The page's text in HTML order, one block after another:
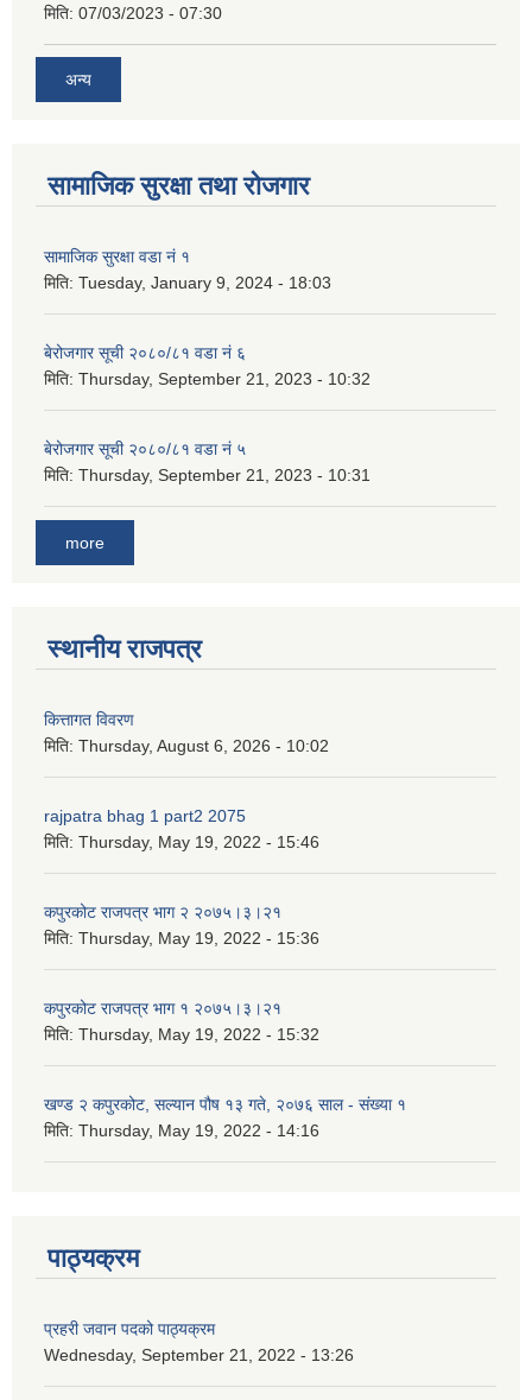
मिति: 07/03/2023 - 07:30
अन्य
सामाजिक सुरक्षा तथा रोजगार
सामाजिक सुरक्षा वडा नं १
मिति: Tuesday, January 9, 2024 - 18:03
बेरोजगार सूची २०८०/८१ वडा नं ६
मिति: Thursday, September 21, 2023 - 10:32
बेरोजगार सूची २०८०/८१ वडा नं ५
मिति: Thursday, September 21, 2023 - 10:31
more
स्थानीय राजपत्र
कित्तागत विवरण
मिति: Thursday, August 6, 2026 - 10:02
rajpatra bhag 1 part2 2075
मिति: Thursday, May 19, 2022 - 15:46
कपुरकोट राजपत्र भाग २ २०७५।३।२१
मिति: Thursday, May 19, 2022 - 15:36
कपुरकोट राजपत्र भाग १ २०७५।३।२१
मिति: Thursday, May 19, 2022 - 15:32
खण्ड २ कपुरकोट, सल्यान पौष १३ गते, २०७६ साल - संख्या १
मिति: Thursday, May 19, 2022 - 14:16
पाठ्यक्रम
प्रहरी जवान पदको पाठ्यक्रम
Wednesday, September 21, 2022 - 13:26